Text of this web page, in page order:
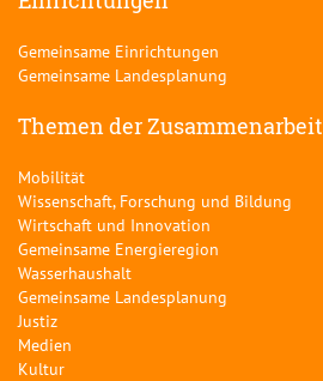
Gemeinsame Einrichtungen
Gemeinsame Landesplanung
Themen der Zusammenarbeit
Mobilität
Wissenschaft, Forschung und Bildung
Wirtschaft und Innovation
Gemeinsame Energieregion
Wasserhaushalt
Gemeinsame Landesplanung
Justiz
Medien
Kultur